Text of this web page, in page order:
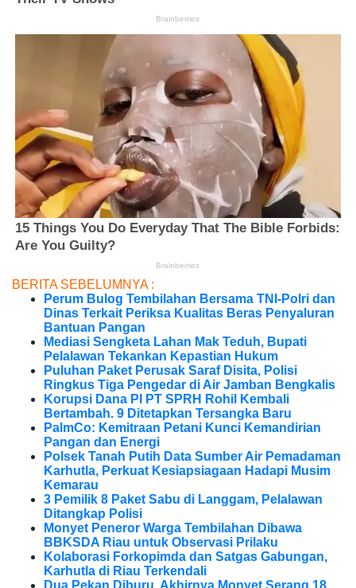
BERITA SEBELUMNYA :
Perum Bulog Tembilahan Bersama TNI-Polri dan
Dinas Terkait Periksa Kualitas Beras Penyaluran
Bantuan Pangan
Mediasi Sengketa Lahan Mak Teduh, Bupati
Pelalawan Tekankan Kepastian Hukum
Puluhan Paket Perusak Saraf Disita, Polisi
Ringkus Tiga Pengedar di Air Jamban Bengkalis
Korupsi Dana PI PT SPRH Rohil Kembali
Bertambah. 9 Ditetapkan Tersangka Baru
PalmCo: Kemitraan Petani Kunci Kemandirian
Pangan dan Energi
Polsek Tanah Putih Data Sumber Air Pemadaman
Karhutla, Perkuat Kesiapsiagaan Hadapi Musim
Kemarau
3 Pemilik 8 Paket Sabu di Langgam, Pelalawan
Ditangkap Polisi
Monyet Peneror Warga Tembilahan Dibawa
BBKSDA Riau untuk Observasi Prilaku
Kolaborasi Forkopimda dan Satgas Gabungan,
Karhutla di Riau Terkendali